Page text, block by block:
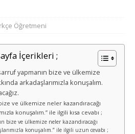
Öğretmeni
İçerikleri ;
yapmanın bize ve ülkemize
arkadaşlarımızla konuşalım.
ve ülkemize neler kazandıracağı
konuşalım.” ile ilgili kısa cevabı ;
bize ve ülkemize neler kazandıracağı
konuşalım.” ile ilgili uzun cevabı ;